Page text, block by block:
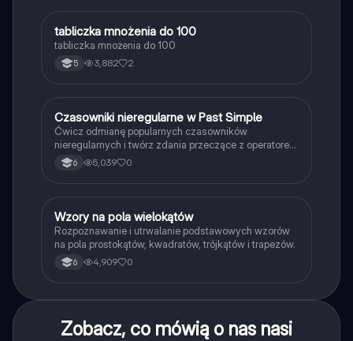
TMatematyka
tabliczka mnożenia do 100
tabliczka mnożenia do 100
5 3,882 2
CJęzyk angielski
Czasowniki nieregularne w Past Simple
Ćwicz odmianę popularnych czasowników
nieregularnych i twórz zdania przeczące z operatorem
didn't w czasie Past Simple.
6 5,039 0
WMatematyka
Wzory na pola wielokątów
Rozpoznawanie i utrwalanie podstawowych wzorów
na pola prostokątów, kwadratów, trójkątów i trapezów.
6 4,909 0
Zobacz, co mówią o nas nasi